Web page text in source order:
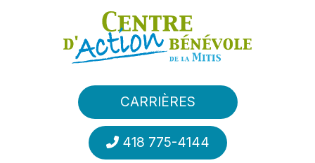
Aller au contenu principal
CARRIÈRES
418 775-4144